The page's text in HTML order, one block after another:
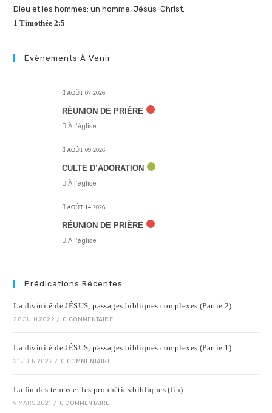
Dieu et les hommes: un homme, Jésus-Christ.
1 Timothée 2:5
Evènements À Venir
AOÛT 07 2026
RÉUNION DE PRIÈRE
À l'église
AOÛT 09 2026
CULTE D’ADORATION
À l'église
AOÛT 14 2026
RÉUNION DE PRIÈRE
À l'église
Prédications Récentes
La divinité de JÉSUS, passages bibliques complexes (Partie 2)
28 JUIN 2022 / 0 COMMENTAIRE
La divinité de JÉSUS, passages bibliques complexes (Partie 1)
21 JUIN 2022 / 0 COMMENTAIRE
La fin des temps et les prophéties bibliques (fin)
9 MARS 2021 / 0 COMMENTAIRE